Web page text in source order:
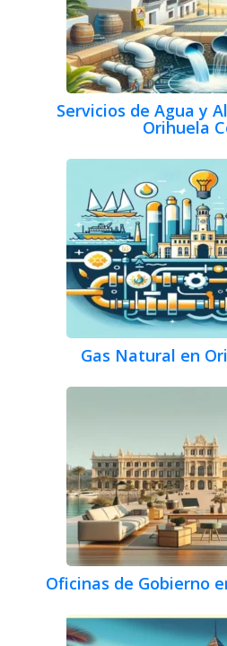
Servicios de Agua y
Orihuela
Gas Natural en
Oficinas de Gobierno